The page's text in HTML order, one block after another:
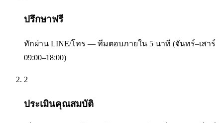
ปรึกษาฟรี
ทักผ่าน LINE/โทร — ทีมตอบภายใน 5 นาที (จันทร์–เสาร์
09:00–18:00)
2
ประเมินคุณสมบัติ